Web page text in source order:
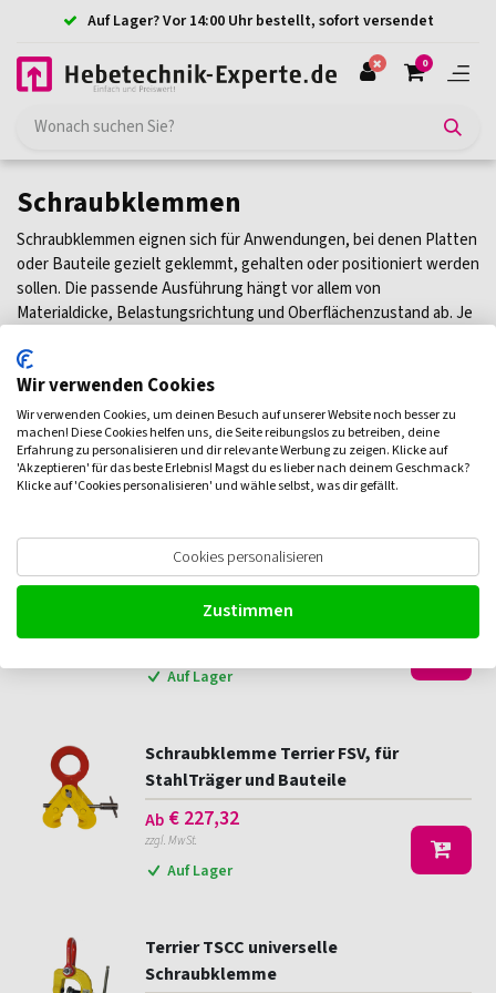
Auf Lager? Vor 14:00 Uhr bestellt, sofort versendet
0
Schraubklemmen
Schraubklemmen eignen sich für Anwendungen, bei denen Platten
oder Bauteile gezielt geklemmt, gehalten oder positioniert werden
sollen. Die passende Ausführung hängt vor allem von
Materialdicke, Belastungsrichtung und Oberflächenzustand ab. Je
selbstklemmende Varianten, besonders wenn kontrolliertes
Anziehen gefragt ist. Für senkrechte, horizontale oder
oberflächenschonende Anwendungen kommen innerhalb der
Plattenklemmen auch andere Bauarten in Betracht. Die passenden
Schraubklemmen finden Sie unten in der Übersicht.
Delta Schraubklemme
89,78
Auf Lager
Schraubklemme Terrier FSV, für
StahlTräger und Bauteile
Ab € 227,32
zzgl. MwSt.
Auf Lager
Terrier TSCC universelle
Schraubklemme
Wir verwenden Cookies
Wir verwenden Cookies, um deinen Besuch auf unserer Website noch besser zu
machen! Diese Cookies helfen uns, die Seite reibungslos zu betreiben, deine
Erfahrung zu personalisieren und dir relevante Werbung zu zeigen. Klicke auf
'Akzeptieren' für das beste Erlebnis! Magst du es lieber nach deinem Geschmack?
Klicke auf 'Cookies personalisieren' und wähle selbst, was dir gefällt.
Cookies personalisieren
Zustimmen